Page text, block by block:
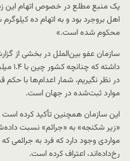
یک منبع مطلع در خصوص اتهام این
اهل بروجرد بود و به اتهام ده
محکوم شده است.»
سازمان عفو بین‌الملل در بخشی از
داشته
موارد ثبت‌شده در جهان است.
این سازمان همچنین تأکید کرده است
«زیر شکنجه» به «جرائم» نسبت
مواردی وجود دارد که فرد به جرائمی
رخ‌داده‌اند، اعتراف کرده است.